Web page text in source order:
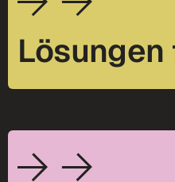
Lösungen